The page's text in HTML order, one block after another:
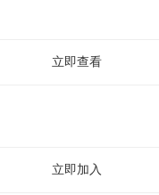
立即查看
立即加入